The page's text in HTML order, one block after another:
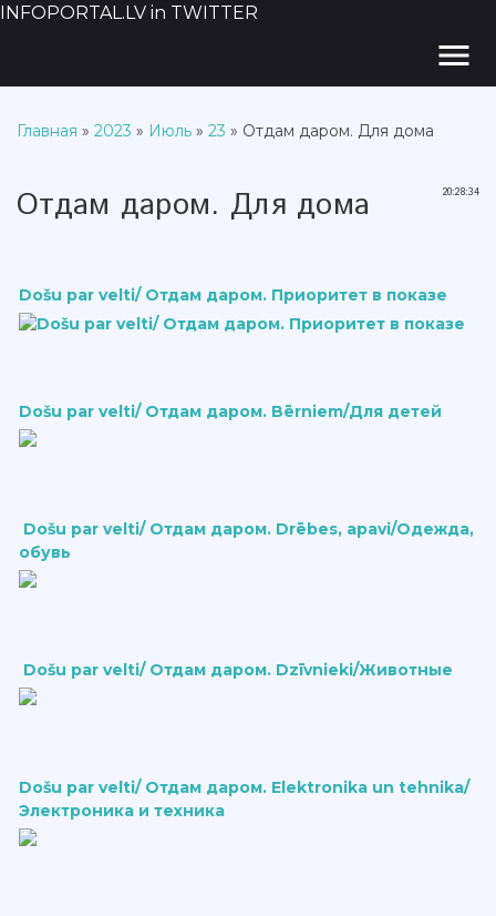
INFOPORTAL.LV in TWITTER
menu
Главная » 2023 » Июль » 23 » Отдам даром. Для дома
20:28:34
Отдам даром. Для дома
Došu par velti/ Отдам даром. Приоритет в показе
Došu par velti/ Отдам даром. Bērniem/Для детей
Došu par velti/ Отдам даром. Drēbes, apavi/Одежда,
обувь
Došu par velti/ Отдам даром. Dzīvnieki/Животные
Došu par velti/ Отдам даром. Elektronika un tehnika/
Электроника и техника